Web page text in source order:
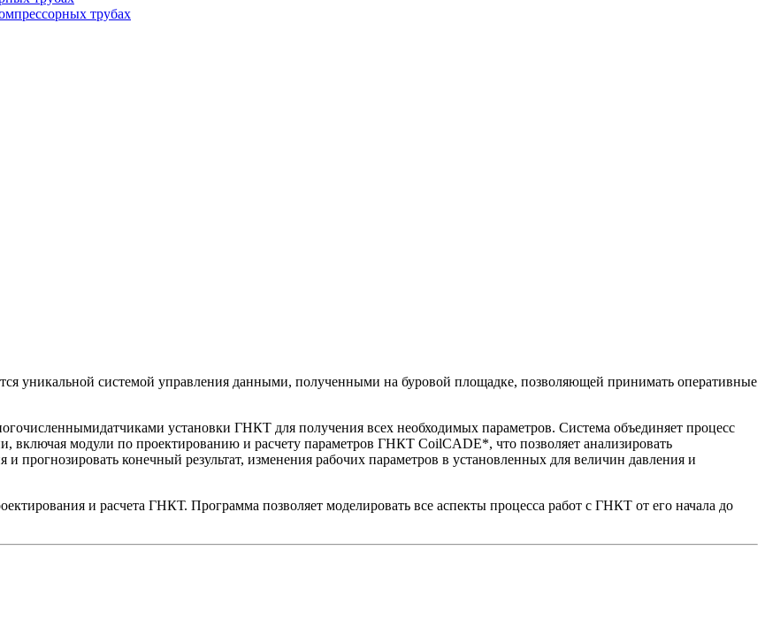
трубах
уникальной системой управления данными, полученными на буровой площадке, позволяющей принимать оперативные
установки ГНКТ для получения всех необходимых параметров. Система объединяет процесс
включая модули по проектированию и расчету параметров ГНКТ CoilCADE*, что позволяет анализировать
прогнозировать конечный результат, изменения рабочих параметров в установленных для величин давления и
и расчета ГНКТ. Программа позволяет моделировать все аспекты процесса работ с ГНКТ от его начала до